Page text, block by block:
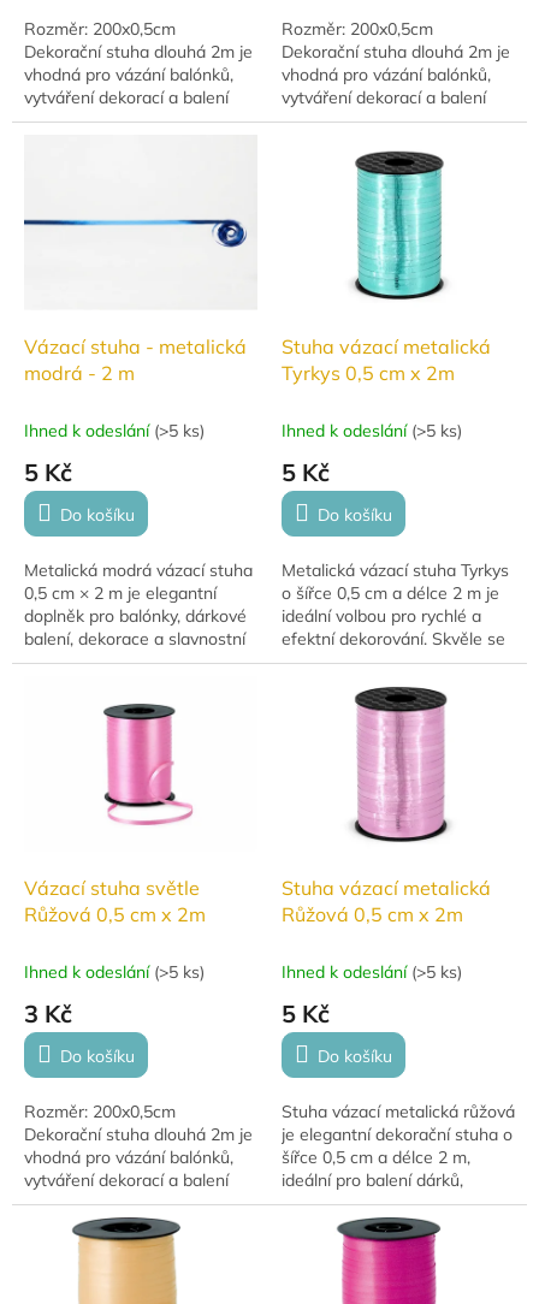
Rozměr: 200x0,5cm
Dekorační stuha dlouhá 2m je
vhodná pro vázání balónků,
vytváření dekorací a balení
dárků.
Rozměr: 200x0,5cm
Dekorační stuha dlouhá 2m je
vhodná pro vázání balónků,
vytváření dekorací a balení
dárků.
Vázací stuha - metalická
modrá - 2 m
Ihned k odeslání (>5 ks)
5 Kč
Do košíku
Metalická modrá vázací stuha
0,5 cm × 2 m je elegantní
doplněk pro balónky, dárkové
balení, dekorace a slavnostní
výzdobu. Ideální pro přivázání
Stuha vázací metalická
Tyrkys 0,5 cm x 2m
Ihned k odeslání (>5 ks)
5 Kč
Do košíku
Metalická vázací stuha Tyrkys
o šířce 0,5 cm a délce 2 m je
ideální volbou pro rychlé a
efektní dekorování. Skvěle se
hodí pro balení dárků, tvorbu
slavnostních aranžmá i
Vázací stuha světle
Růžová 0,5 cm x 2m
Ihned k odeslání (>5 ks)
3 Kč
Do košíku
Rozměr: 200x0,5cm
Dekorační stuha dlouhá 2m je
vhodná pro vázání balónků,
vytváření dekorací a balení
dárků.
Stuha vázací metalická
Růžová 0,5 cm x 2m
Ihned k odeslání (>5 ks)
5 Kč
Do košíku
Stuha vázací metalická růžová
je elegantní dekorační stuha o
šířce 0,5 cm a délce 2 m,
ideální pro balení dárků,
vázání balónků a tvorbu
slavnostních dekorací. Díky
metalickému...